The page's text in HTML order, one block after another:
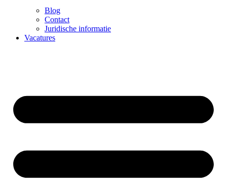
Blog
Contact
Juridische informatie
Vacatures